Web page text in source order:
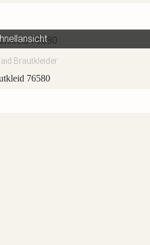
Brautkleider
76580